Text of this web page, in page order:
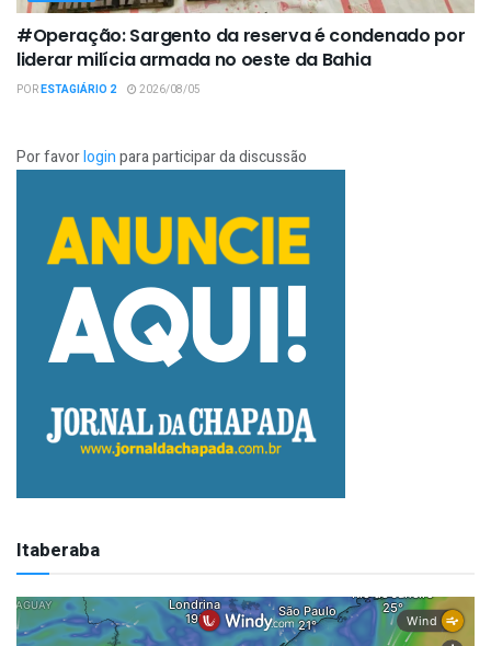
#Operação: Sargento da reserva é condenado por
liderar milícia armada no oeste da Bahia
PORESTAGIÁRIO 2 2026/08/05
Por favorloginpara participar da discussão
Itaberaba